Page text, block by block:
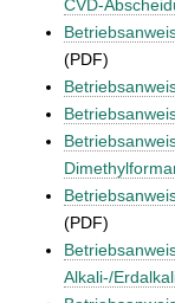
CVD-
(PDF)
(PDF)
Alkali-/